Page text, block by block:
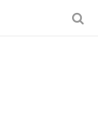
Liga 1